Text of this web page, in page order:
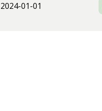
2024-01-01